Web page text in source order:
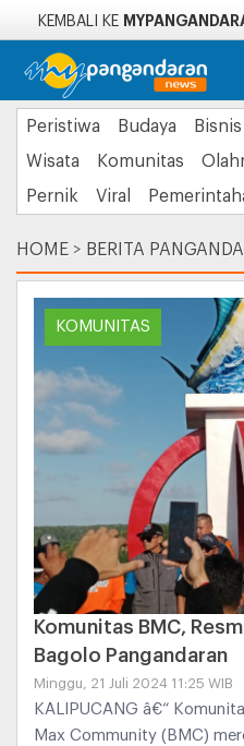
KEMBALI KE
Peristiwa Budaya Bisnis
Wisata
Komunitas
Pernik
Viral
HOME > BERITA
KOMUNITAS
Komunitas BMC,
Bagolo Pangandaran
Minggu, 21 Juli 2024 11:25 WIB
KALIPUCANG â€“
Max Community (BMC)